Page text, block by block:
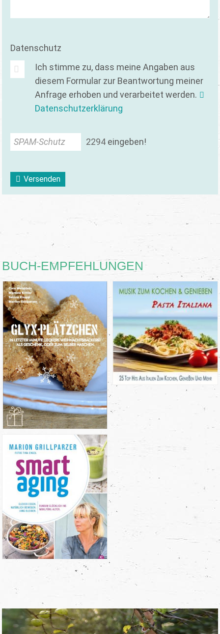
Datenschutz
Ich stimme zu, dass meine Angaben aus
diesem Formular zur Beantwortung meiner
Anfrage erhoben und verarbeitet werden.
Datenschutzerklärung
SPAM-Schutz 2294 eingeben!
Versenden
BUCH-EMPFEHLUNGEN